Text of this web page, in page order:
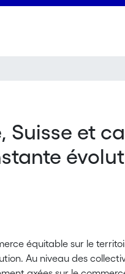
Suisse et
équitable sur le
Au niveau des